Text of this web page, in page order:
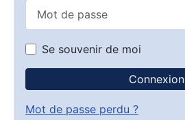
Se souvenir de moi
Connexion
Mot de passe perdu ?